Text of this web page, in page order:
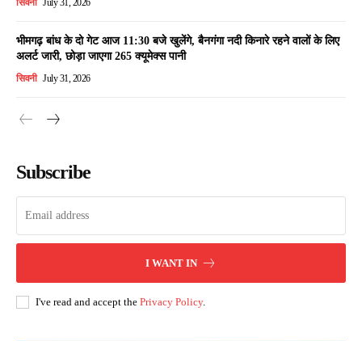
सिवनी July 31, 2026
भीमगढ़ बांध के दो गेट आज 11:30 बजे खुलेंगे, बैनगंगा नदी किनारे रहने वालों के लिए
अलर्ट जारी, छोड़ा जाएगा 265 क्यूमेक्स पानी
सिवनी July 31, 2026
Subscribe
I WANT IN
I've read and accept the Privacy Policy.